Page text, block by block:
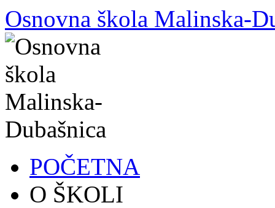
Skoči
do
sadržaja
Osnovna škola Malinska-
POČETNA
O ŠKOLI